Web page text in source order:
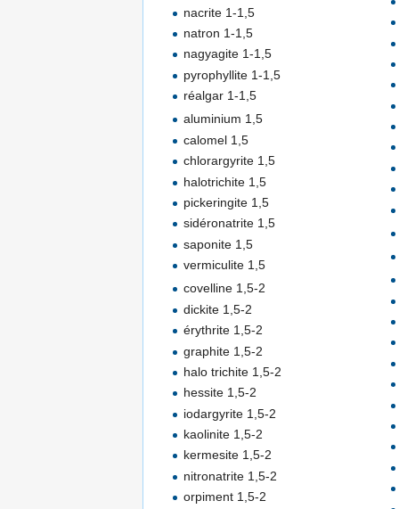
nacrite 1-1,5
natron 1-1,5
nagyagite 1-1,5
pyrophyllite 1-1,5
réalgar 1-1,5
aluminium 1,5
calomel 1,5
chlorargyrite 1,5
halotrichite 1,5
pickeringite 1,5
sidéronatrite 1,5
saponite 1,5
vermiculite 1,5
covelline 1,5-2
dickite 1,5-2
érythrite 1,5-2
graphite 1,5-2
halo trichite 1,5-2
hessite 1,5-2
iodargyrite 1,5-2
kaolinite 1,5-2
kermesite 1,5-2
nitronatrite 1,5-2
orpiment 1,5-2